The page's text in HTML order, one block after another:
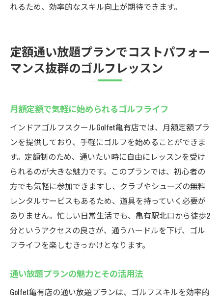
れるため、効率的なスキル向上が期待できます。
定額通い放題プランでコストパフォー
マンス抜群のゴルフレッスン
月額定額で気軽に始められるゴルフライフ
インドアゴルフスクールGolfet亀有店では、月額定額プラ
ンを提供しており、手軽にゴルフを始めることができま
す。定額制のため、通いたい時に自由にレッスンを受け
られるのが大きな魅力です。このプランでは、初心者の
方でも気軽に参加できますし、クラブやシューズの無料
レンタルサービスもあるため、道具を持っていく必要が
ありません。忙しい日常生活でも、亀有駅北口から徒歩2
分というアクセスの良さが、通うハードルを下げ、ゴル
フライフを楽しむきっかけとなります。
通い放題プランの魅力とその活用法
Golfet亀有店の通い放題プランは、ゴルフスキルを効率的